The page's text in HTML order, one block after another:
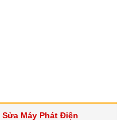
Sửa Máy Phát Điện